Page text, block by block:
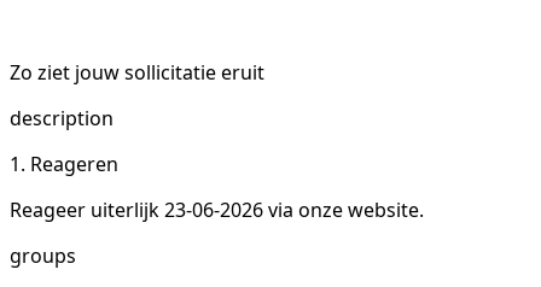
Zo ziet jouw sollicitatie eruit
description
1. Reageren
Reageer uiterlijk 23-06-2026 via onze website.
groups